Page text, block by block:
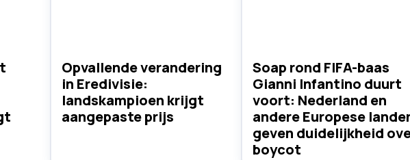
Opvallende verandering
in Eredivisie:
landskampioen krijgt
aangepaste prijs
Soap rond FIFA-baas
Gianni Infantino duurt
voort: Nederland en
andere Europese
geven duidelijkheid
boycot